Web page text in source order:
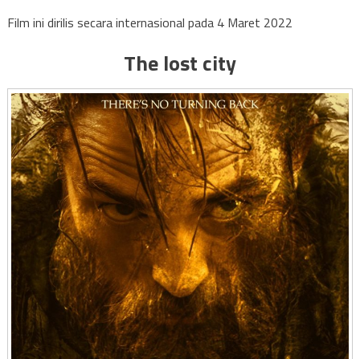
Film ini dirilis secara internasional pada 4 Maret 2022
The lost city